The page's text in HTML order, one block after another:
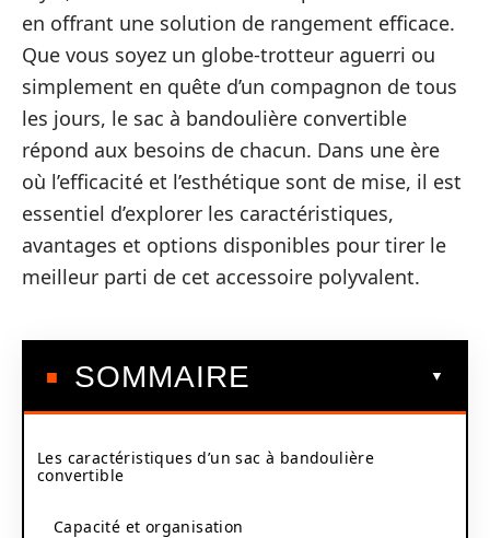
en offrant une solution de rangement efficace.
Que vous soyez un globe-trotteur aguerri ou
simplement en quête d’un compagnon de tous
les jours, le sac à bandoulière convertible
répond aux besoins de chacun. Dans une ère
où l’efficacité et l’esthétique sont de mise, il est
essentiel d’explorer les caractéristiques,
avantages et options disponibles pour tirer le
meilleur parti de cet accessoire polyvalent.
SOMMAIRE
Les caractéristiques d’un sac à bandoulière
convertible
Capacité et organisation